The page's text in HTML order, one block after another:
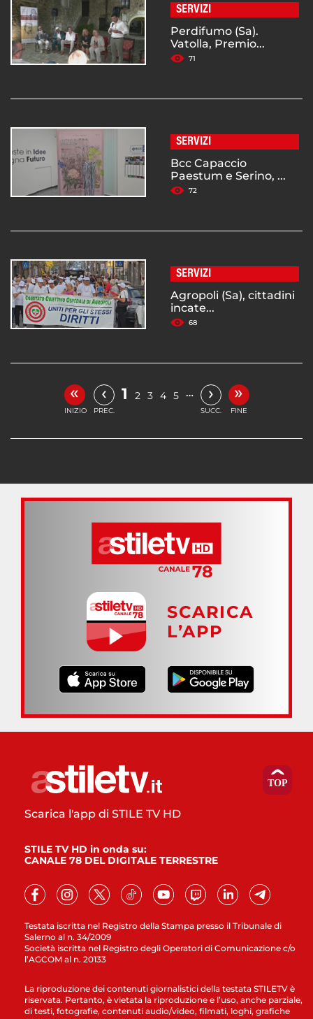
SERVIZI
Perdifumo (Sa).
Vatolla, Premio...
71
SERVIZI
Bcc Capaccio
Paestum e Serino, ...
72
SERVIZI
Agropoli (Sa), cittadini
incate...
68
«
INIZIO
‹
PREC.
1 2 3 4 5 … ›
SUCC.
»
FINE
SCARICA
L’APP
Testata iscritta nel Registro della Stampa presso il Tribunale di
Salerno al n. 34/2009
Società iscritta nel Registro degli Operatori di Comunicazione c/o
l’AGCOM al n. 20133
Scarica l'app di STILE TV HD
STILE TV HD in onda su:
CANALE 78 DEL DIGITALE TERRESTRE
La riproduzione dei contenuti giornalistici della testata STILETV è
riservata. Pertanto, è vietata la riproduzione e l’uso, anche parziale,
di testi, fotografie, contenuti audio/video, filmati, loghi, grafiche